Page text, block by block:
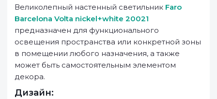
Великолепный настенный светильник Faro
Barcelona Volta nickel+white 20021
предназначен для функционального
освещения пространства или конкретной зоны
в помещении любого назначения, а также
может быть самостоятельным элементом
декора.
Дизайн: